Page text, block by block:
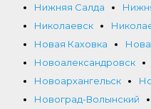
Нижняя Салда
Николаевск
Новая Каховка
Новоалександровск
Новоархангельск
Новоград-Волынский